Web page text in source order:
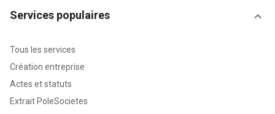
Services populaires
Tous les services
Création entreprise
Actes et statuts
Extrait PoleSocietes